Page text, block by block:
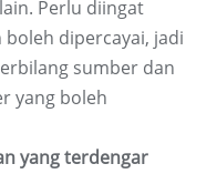
Perlu diingat
dipercayai, jadi
sumber dan
yang boleh
yang terdengar